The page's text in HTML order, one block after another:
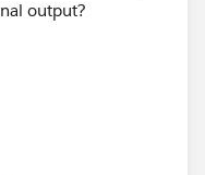
output?